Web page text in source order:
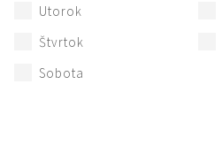
Utorok
Štvrtok
Sobota